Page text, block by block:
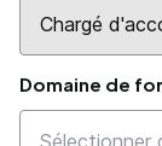
Domaine de